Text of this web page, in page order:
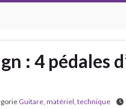
: 4 pédales
Guitare, matériel, technique